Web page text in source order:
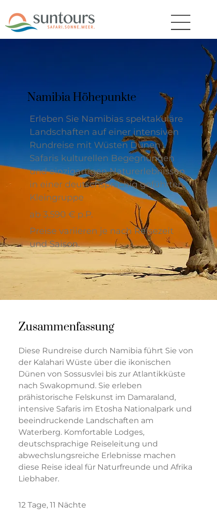
Namibia Höhepunkte
Erleben Sie Namibias spektakuläre
Landschaften auf einer intensiven
Rundreise mit Wüsten Dünen
Safaris kulturellen Begegnungen
und einzigartigen Naturerlebnissen
in einer deutschsprachig geführten
Kleingruppe
ab 3.590 € p.P.
Preise variieren je nach Reisezeit
und Saison.
Zusammenfassung
Diese Rundreise durch Namibia führt Sie von
der Kalahari Wüste über die ikonischen
Dünen von Sossusvlei bis zur Atlantikküste
nach Swakopmund. Sie erleben
prähistorische Felskunst im Damaraland,
intensive Safaris im Etosha Nationalpark und
beeindruckende Landschaften am
Waterberg. Komfortable Lodges,
deutschsprachige Reiseleitung und
abwechslungsreiche Erlebnisse machen
diese Reise ideal für Naturfreunde und Afrika
Liebhaber.
12 Tage, 11 Nächte